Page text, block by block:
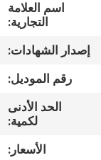
معلومات
عنا
جولة
المعمل
اسم العلامة
التجارية:
إصدار الشهادات:
رقم الموديل:
الحد الأدنى
لكمية:
الأسعار: